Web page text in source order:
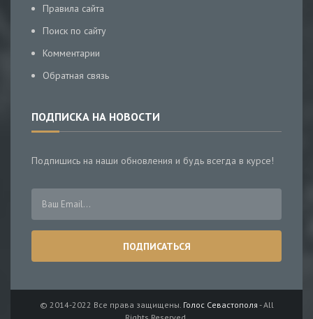
Правила сайта
Поиск по сайту
Комментарии
Обратная связь
ПОДПИСКА НА НОВОСТИ
Подпишись на наши обновления и будь всегда в курсе!
© 2014-2022 Все права защищены. Голос Севастополя - All